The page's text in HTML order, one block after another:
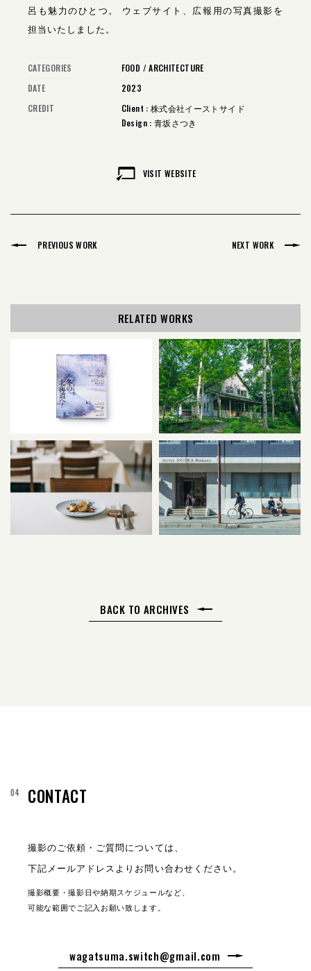
呂も魅力のひとつ。
ウェブサイト、広報用の写真撮影を
担当いたしました。
CATEGORIES FOOD
ARCHITECTURE
DATE
2023
CREDIT
Client : 株式会社イーストサイド
Design : 青坂さつき
VISIT WEBSITE
PREVIOUS WORK NEXT WORK
RELATED WORKS
BACK TO ARCHIVES
CONTACT
撮影のご依頼・ご質問については、
下記メールアドレスよりお問い合わせください。
撮影概要・撮影日や納期スケジュールなど、
可能な範囲でご記入お願い致します。
wagatsuma.switch@gmail.com